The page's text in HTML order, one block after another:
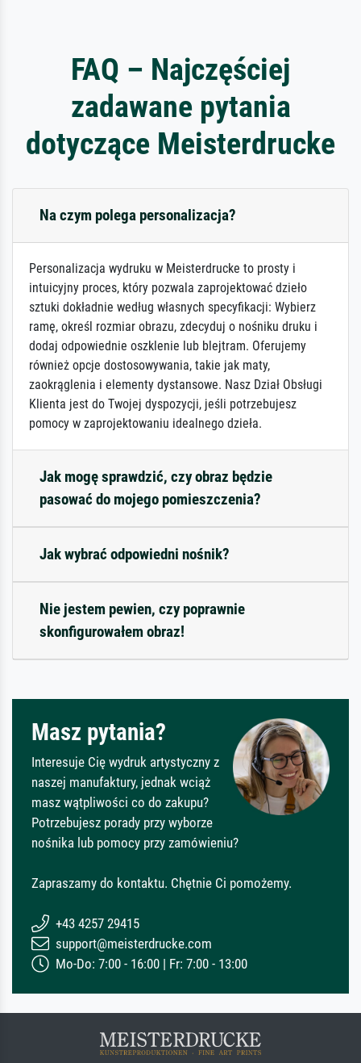
FAQ – Najczęściej
zadawane pytania
dotyczące Meisterdrucke
Na czym polega personalizacja?
Personalizacja wydruku w Meisterdrucke to prosty i
intuicyjny proces, który pozwala zaprojektować dzieło
sztuki dokładnie według własnych specyfikacji: Wybierz
ramę, określ rozmiar obrazu, zdecyduj o nośniku druku i
dodaj odpowiednie oszklenie lub blejtram. Oferujemy
również opcje dostosowywania, takie jak maty,
zaokrąglenia i elementy dystansowe. Nasz Dział Obsługi
Klienta jest do Twojej dyspozycji, jeśli potrzebujesz
pomocy w zaprojektowaniu idealnego dzieła.
Jak mogę sprawdzić, czy obraz będzie
pasować do mojego pomieszczenia?
Jak wybrać odpowiedni nośnik?
Nie jestem pewien, czy poprawnie
skonfigurowałem obraz!
Masz pytania?
Interesuje Cię wydruk artystyczny z
naszej manufaktury, jednak wciąż
masz wątpliwości co do zakupu?
Potrzebujesz porady przy wyborze
nośnika lub pomocy przy zamówieniu?
Zapraszamy do kontaktu. Chętnie Ci pomożemy.
+43 4257 29415
support@meisterdrucke.com
Mo-Do: 7:00 - 16:00 | Fr: 7:00 - 13:00